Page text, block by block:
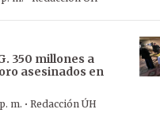
350 millones a
asesinados en
m. · Redacción ÚH